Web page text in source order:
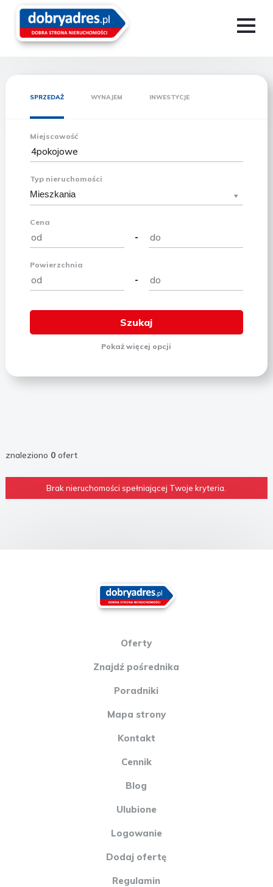
SPRZEDAŻ WYNAJEM INWESTYCJE
Miejscowość
Typ nieruchomości
Mieszkania
Cena
-
Powierzchnia
-
Pokażwięcej opcji
znaleziono 0ofert
Brak nieruchomości spełniającej Twoje kryteria.
Oferty
Znajdź pośrednika
Poradniki
Mapa strony
Kontakt
Cennik
Blog
Ulubione
Logowanie
Dodaj ofertę
Regulamin